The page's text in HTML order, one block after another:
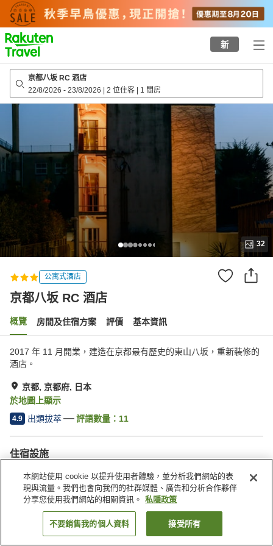
to
top
page
新
京都八坂 RC 酒店
22/8/2026 - 23/8/2026 | 2 位住客 | 1 間房
32
公寓式酒店
京都八坂 RC 酒店
概覽 房間及住宿方案 評價 基本資訊
2017 年 11 月開業，建造在京都最有歷史的東山八坂，重新裝修的
酒店。
京都, 京都府, 日本
於地圖上顯示
4.9 出類拔萃 評語數量： 11
住宿設施
Wi-Fi
休息室
全幢禁煙
指定吸煙區
找客房
本網站使用 cookie 以提升使用者體驗，並分析我們網站的表
現與流量。我們也會向我們的社群媒體、廣告和分析合作夥伴
分享您使用我們網站的相關資訊。
私隱政策
不要銷售我的個人資料 接受所有